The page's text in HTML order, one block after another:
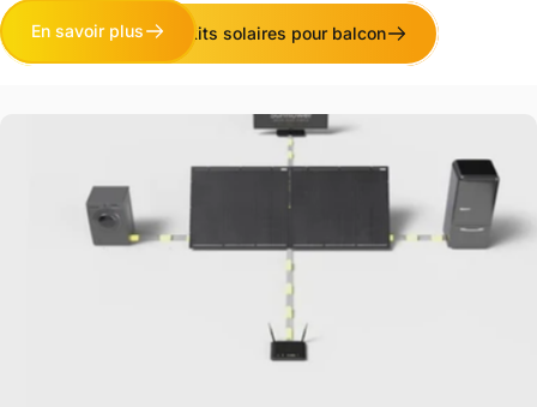
Tout savoir sur nos kits solaires pour balcon
En savoir plus